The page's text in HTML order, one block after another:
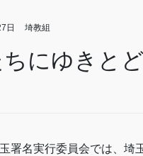
日 埼教組
にゆきと
署名実行委員会では、埼